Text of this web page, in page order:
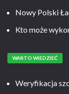
Nowy Polski
Kto może
WARTO WIEDZIEĆ
Weryfikacja